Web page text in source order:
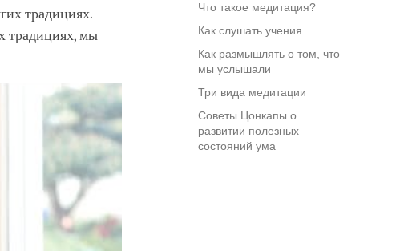
Что такое медитация?
Как слушать учения
Как размышлять о том, что
мы услышали
Три вида медитации
Советы Цонкапы о
развитии полезных
состояний ума
традициях.
традициях, мы